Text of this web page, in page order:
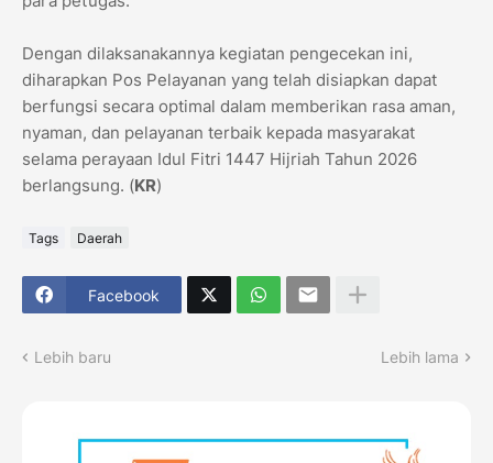
Dengan dilaksanakannya kegiatan pengecekan ini,
diharapkan Pos Pelayanan yang telah disiapkan dapat
berfungsi secara optimal dalam memberikan rasa aman,
nyaman, dan pelayanan terbaik kepada masyarakat
selama perayaan Idul Fitri 1447 Hijriah Tahun 2026
berlangsung. (KR)
Tags Daerah
Facebook
Lebih baru Lebih lama